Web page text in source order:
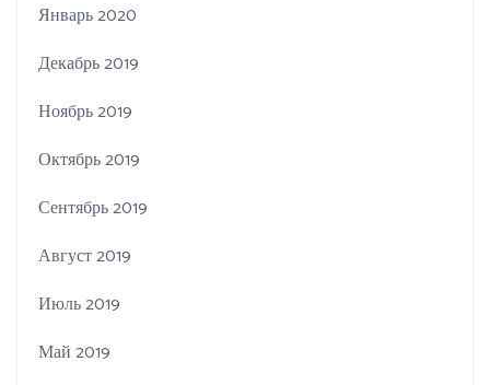
Январь 2020
Декабрь 2019
Ноябрь 2019
Октябрь 2019
Сентябрь 2019
Август 2019
Июль 2019
Май 2019